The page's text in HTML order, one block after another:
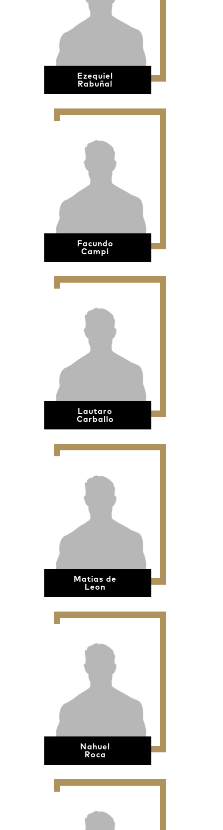
Ezequiel
Rabuñal
Facundo
Campi
Lautaro
Carballo
Matias de
Leon
Nahuel
Roca